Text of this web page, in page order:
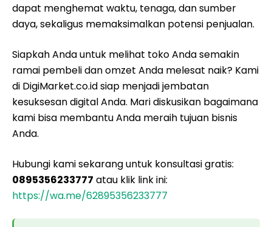
dapat menghemat waktu, tenaga, dan sumber
daya, sekaligus memaksimalkan potensi penjualan.
Siapkah Anda untuk melihat toko Anda semakin
ramai pembeli dan omzet Anda melesat naik? Kami
di DigiMarket.co.id siap menjadi jembatan
kesuksesan digital Anda. Mari diskusikan bagaimana
kami bisa membantu Anda meraih tujuan bisnis
Anda.
Hubungi kami sekarang untuk konsultasi gratis:
0895356233777 atau klik link ini:
https://wa.me/62895356233777